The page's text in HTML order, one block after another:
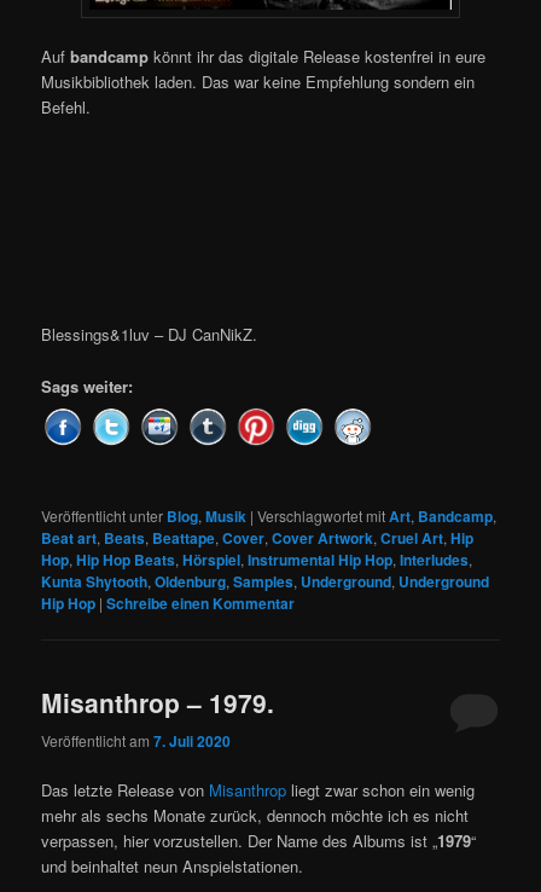
Aufbandcamp könnt ihr das digitale Release kostenfrei in eure
Musikbibliothek laden. Das war keine Empfehlung sondern ein
Befehl.
Blessings&1luv – DJ CanNikZ.
Sags weiter:
Veröffentlicht unter Blog,Musik |Verschlagwortet mitArt, Bandcamp,
Beat art, Beats, Beattape,Cover,Cover Artwork,Cruel Art,Hip
Hop,Hip Hop Beats,Hörspiel,Instrumental Hip Hop,Interludes,
Kunta Shytooth,Oldenburg,Samples, Underground, Underground
Hip Hop |Schreibe einen Kommentar
Misanthrop – 1979.
Veröffentlicht am7. Juli 2020
Das letzte Release von Misanthrop liegt zwar schon ein wenig
mehr als sechs Monate zurück, dennoch möchte ich es nicht
verpassen, hier vorzustellen. Der Name des Albums ist „1979“
und beinhaltet neun Anspielstationen.